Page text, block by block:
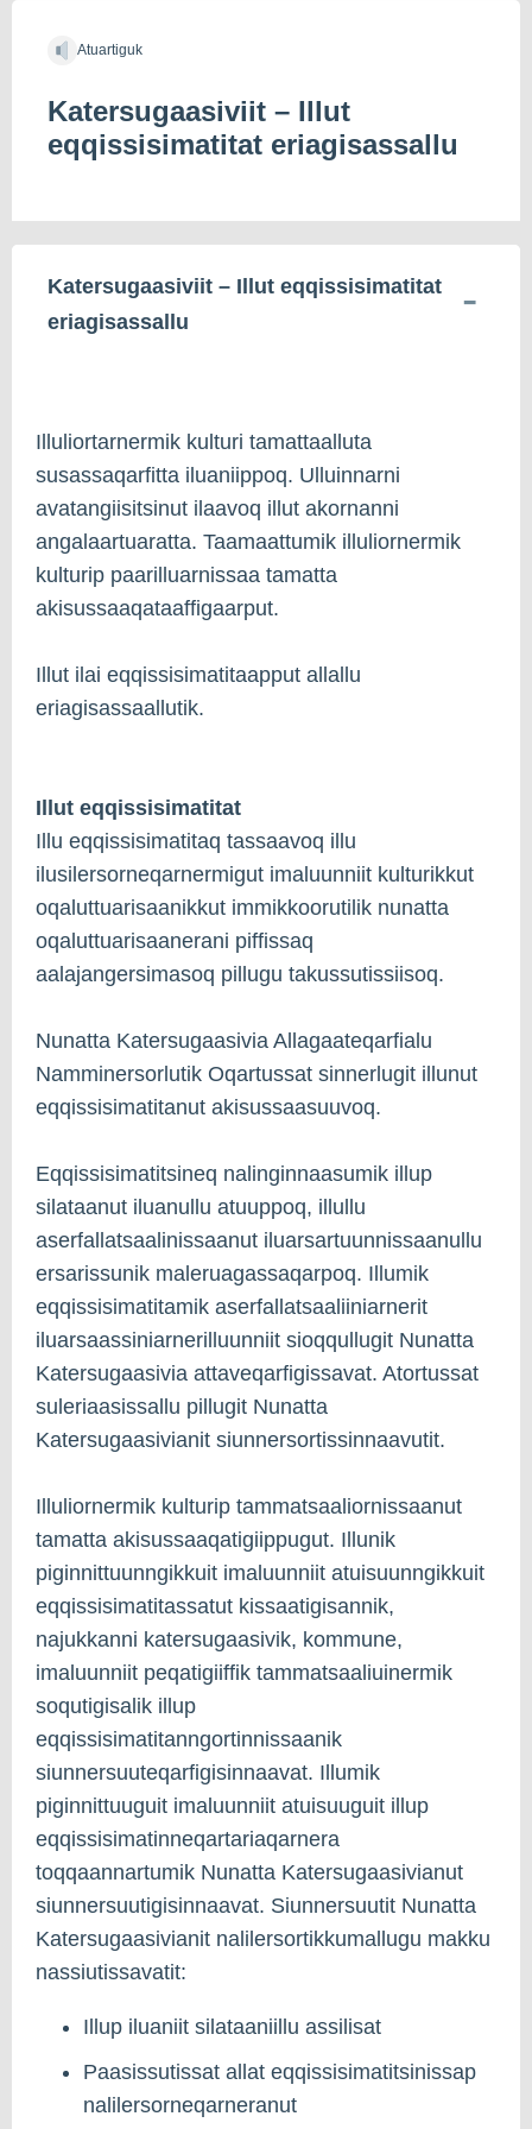
Atuartiguk
Katersugaasiviit – Illut
eqqissisimatitat eriagisassallu
Katersugaasiviit – Illut eqqissisimatitat
eriagisassallu
Illuliortarnermik kulturi tamattaalluta
susassaqarfitta iluaniippoq. Ulluinnarni
avatangiisitsinut ilaavoq illut akornanni
angalaartuaratta. Taamaattumik illuliornermik
kulturip paarilluarnissaa tamatta
akisussaaqataaffigaarput.
Illut ilai eqqissisimatitaapput allallu
eriagisassaallutik.
Illut eqqissisimatitat
Illu eqqissisimatitaq tassaavoq illu
ilusilersorneqarnermigut imaluunniit kulturikkut
oqaluttuarisaanikkut immikkoorutilik nunatta
oqaluttuarisaanerani piffissaq
aalajangersimasoq pillugu takussutissiisoq.
Nunatta Katersugaasivia Allagaateqarfialu
Namminersorlutik Oqartussat sinnerlugit illunut
eqqissisimatitanut akisussaasuuvoq.
Eqqissisimatitsineq nalinginnaasumik illup
silataanut iluanullu atuuppoq, illullu
aserfallatsaalinissaanut iluarsartuunnissaanullu
ersarissunik maleruagassaqarpoq. Illumik
eqqissisimatitamik aserfallatsaaliiniarnerit
iluarsaassiniarnerilluunniit sioqqullugit Nunatta
Katersugaasivia attaveqarfigissavat. Atortussat
suleriaasissallu pillugit Nunatta
Katersugaasivianit siunnersortissinnaavutit.
Illuliornermik kulturip tammatsaaliornissaanut
tamatta akisussaaqatigiippugut. Illunik
piginnittuunngikkuit imaluunniit atuisuunngikkuit
eqqissisimatitassatut kissaatigisannik,
najukkanni katersugaasivik, kommune,
imaluunniit peqatigiiffik tammatsaaliuinermik
soqutigisalik illup
eqqissisimatitanngortinnissaanik
siunnersuuteqarfigisinnaavat. Illumik
piginnittuuguit imaluunniit atuisuuguit illup
eqqissisimatinneqartariaqarnera
toqqaannartumik Nunatta Katersugaasivianut
siunnersuutigisinnaavat. Siunnersuutit Nunatta
Katersugaasivianit nalilersortikkumallugu makku
nassiutissavatit:
Illup iluaniit silataaniillu assilisat
Paasissutissat allat eqqissisimatitsinissap
nalilersorneqarneranut